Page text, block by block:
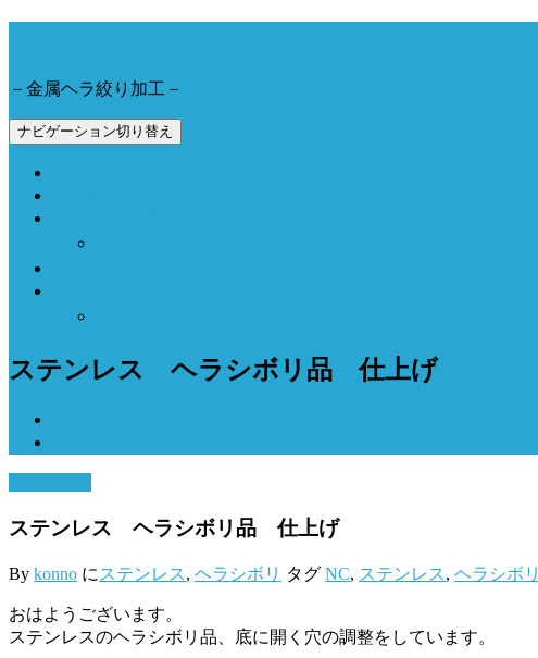
－金属ヘラ絞り加工－
ナビゲーション切り替え
ステンレス ヘラシボリ品 仕上げ
ステンレス ヘラシボリ品 仕上げ
By konno に ステンレス, ヘラシボリ タグ NC, ステンレス, ヘラシボリ
おはようございます。
ステンレスのヘラシボリ品、底に開く穴の調整をしています。